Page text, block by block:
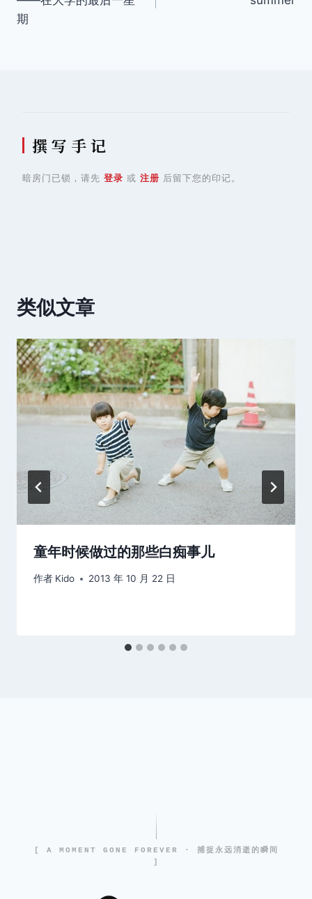
导
期
撰 写 手 记
暗房门已锁，请先 登录 或 注册 后留下您的印记。
类似文章
童年时候做过的那些白痴事儿
作者 Kido 2013 年 10 月 22 日
[ A MOMENT GONE FOREVER · 捕捉永远消逝的瞬间
]